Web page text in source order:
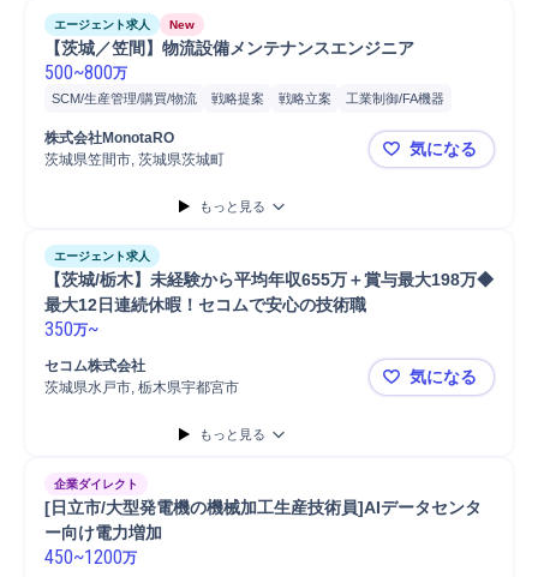
エージェント求人 New
【茨城／笠間】物流設備メンテナンスエンジニア
500~800万
SCM/生産管理/購買/物流 戦略提案 戦略立案
工業制御/FA機器
物流/生産管理職担当
YouTube
点検 設備保全 トラブル対応 開発
センサ
株式会社MonotaRO
茨城県笠間市, 茨城県茨城町
【茨城／笠
気になる
もっと見る
エージェント求人
【茨城/栃木】未経験から平均年収655万＋賞与最大198万◆
最大12日連続休暇！セコムで安心の技術職
350万~
セコム株式会社
茨城県水戸市, 栃木県宇都宮市
【茨城/栃
気になる
もっと見る
企業ダイレクト
[日立市/大型発電機の機械加工生産技術員]AIデータセンタ
ー向け電力増加
450~1200万